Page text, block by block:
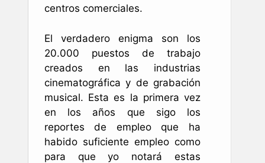
centros comerciales.
El verdadero enigma son los
20.000 puestos de trabajo
creados en las industrias
cinematográfica y de grabación
musical. Esta es la primera vez
en los años que sigo los
reportes de empleo que ha
habido suficiente empleo como
para que yo notará estas